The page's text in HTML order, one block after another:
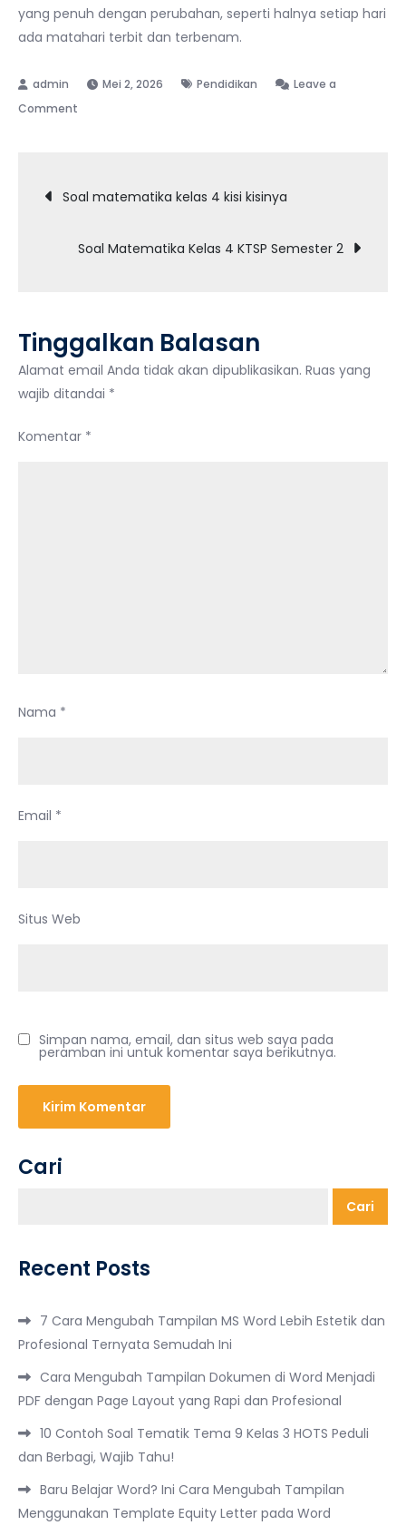
yang penuh dengan perubahan, seperti halnya setiap hari
ada matahari terbit dan terbenam.
Mei 2, 2026 Pendidikan
Leave a
Comment
6:
Komprehensif
Navigasi
pos
Soal matematika kelas 4 kisi kisinya
Soal Matematika Kelas 4 KTSP Semester 2
Tinggalkan Balasan
Alamat email Anda tidak akan dipublikasikan. Ruas yang
wajib ditandai *
Komentar *
Nama *
Email *
Situs Web
Simpan nama, email, dan situs web saya pada
peramban ini untuk komentar saya berikutnya.
Cari
Cari
Recent Posts
7 Cara Mengubah Tampilan MS Word Lebih Estetik dan
Profesional Ternyata Semudah Ini
Cara Mengubah Tampilan Dokumen di Word Menjadi
PDF dengan Page Layout yang Rapi dan Profesional
10 Contoh Soal Tematik Tema 9 Kelas 3 HOTS Peduli
dan Berbagi, Wajib Tahu!
Baru Belajar Word? Ini Cara Mengubah Tampilan
Menggunakan Template Equity Letter pada Word